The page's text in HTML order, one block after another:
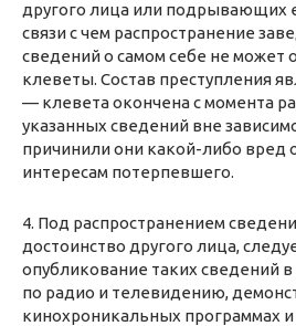
другого лица или подрывающих
связи с чем распространение
сведений о самом себе не может
клеветы. Состав преступления
— клевета окончена с момента
указанных сведений вне
причинили они какой-либо вред
интересам потерпевшего.
4. Под распространением
достоинство другого лица,
опубликование таких сведений
по радио и телевидению,
кинохроникальных программах и